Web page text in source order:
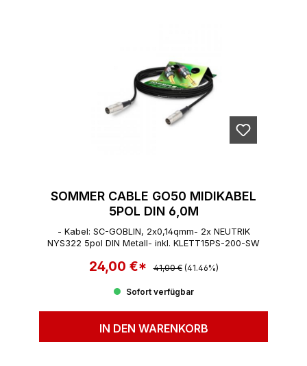
SOMMER CABLE GO50 MIDIKABEL
5POL DIN 6,0M
- Kabel: SC-GOBLIN, 2x0,14qmm- 2x NEUTRIK
NYS322 5pol DIN Metall- inkl. KLETT15PS-200-SW
Verkaufspreis:
24,00 €* Regulärer Preis:
41,00 € (41.46%)
Sofort verfügbar
IN DEN WARENKORB